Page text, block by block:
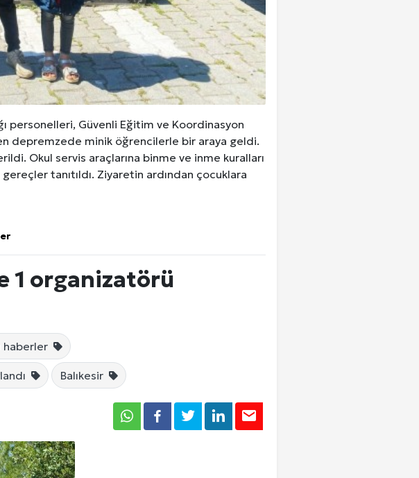
personelleri, Güvenli Eğitim ve Koordinasyon
depremzede minik öğrencilerle bir araya geldi.
Okul servis araçlarına binme ve inme kuralları
tanıtıldı. Ziyaretin ardından çocuklara
1 organizatörü
haberler
Balıkesir